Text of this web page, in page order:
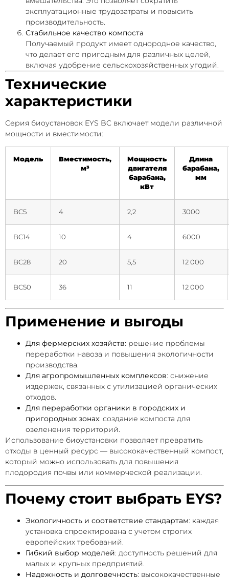
эксплуатационные трудозатраты и повысить
производительность.
Стабильное качество компоста
Получаемый продукт имеет однородное качество,
что делает его пригодным для различных целей,
включая удобрение сельскохозяйственных угодий.
Технические
характеристики
Серия биоустановок EYS BC включает модели различной
мощности и вместимости:
Модель
Вместимость,
м³
Мощность
двигателя
барабана,
кВт
Длина
барабана,
мм
BC5 4 2,2 3000
BC14 10 4 6000
BC28 20 5,5 12 000
BC50 36 11 12 000
Применение и выгоды
Для фермерских хозяйств: решение проблемы
переработки навоза и повышения экологичности
производства.
Для агропромышленных комплексов: снижение
издержек, связанных с утилизацией органических
отходов.
Для переработки органики в городских и
пригородных зонах: создание компоста для
озеленения территорий.
Использование биоустановки позволяет превратить
отходы в ценный ресурс — высококачественный компост,
который можно использовать для повышения
плодородия почвы или коммерческой реализации.
Почему стоит выбрать EYS?
Экологичность и соответствие стандартам: каждая
установка спроектирована с учетом строгих
европейских требований.
Гибкий выбор моделей: доступность решений для
малых и крупных предприятий.
Надежность и долговечность: высококачественные